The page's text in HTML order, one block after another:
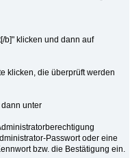
b]" klicken und dann auf
klicken, die überprüft werden
dann unter
Passwort oder eine
bzw. die Bestätigung ein.